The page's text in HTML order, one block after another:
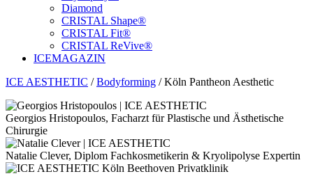
Diamond
CRISTAL Shape®
CRISTAL Fit®
CRISTAL ReVive®
ICEMAGAZIN
ICE AESTHETIC /Bodyforming /Köln Pantheon Aesthetic
Georgios Hristopoulos, Facharzt für Plastische und Ästhetische
Chirurgie
Natalie Clever, Diplom Fachkosmetikerin & Kryolipolyse Expertin